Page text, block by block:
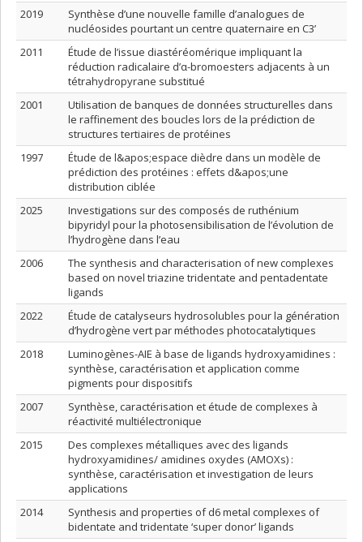
2019
Synthèse d’une nouvelle famille d’analogues de
nucléosides pourtant un centre quaternaire en C3’
2011
Étude de l’issue diastéréomérique impliquant la
réduction radicalaire d’α-bromoesters adjacents à un
tétrahydropyrane substitué
2001
Utilisation de banques de données structurelles dans
le raffinement des boucles lors de la prédiction de
structures tertiaires de protéines
1997
Étude de l&apos;espace dièdre dans un modèle de
prédiction des protéines : effets d&apos;une
distribution ciblée
2025
Investigations sur des composés de ruthénium
bipyridyl pour la photosensibilisation de l’évolution de
l’hydrogène dans l’eau
2006
The synthesis and characterisation of new complexes
based on novel triazine tridentate and pentadentate
ligands
2022
Étude de catalyseurs hydrosolubles pour la génération
d’hydrogène vert par méthodes photocatalytiques
2018
Luminogènes-AIE à base de ligands hydroxyamidines :
synthèse, caractérisation et application comme
pigments pour dispositifs
2007
Synthèse, caractérisation et étude de complexes à
réactivité multiélectronique
2015
Des complexes métalliques avec des ligands
hydroxyamidines/ amidines oxydes (AMOXs) :
synthèse, caractérisation et investigation de leurs
applications
2014
Synthesis and properties of d6 metal complexes of
bidentate and tridentate ‘super donor’ ligands